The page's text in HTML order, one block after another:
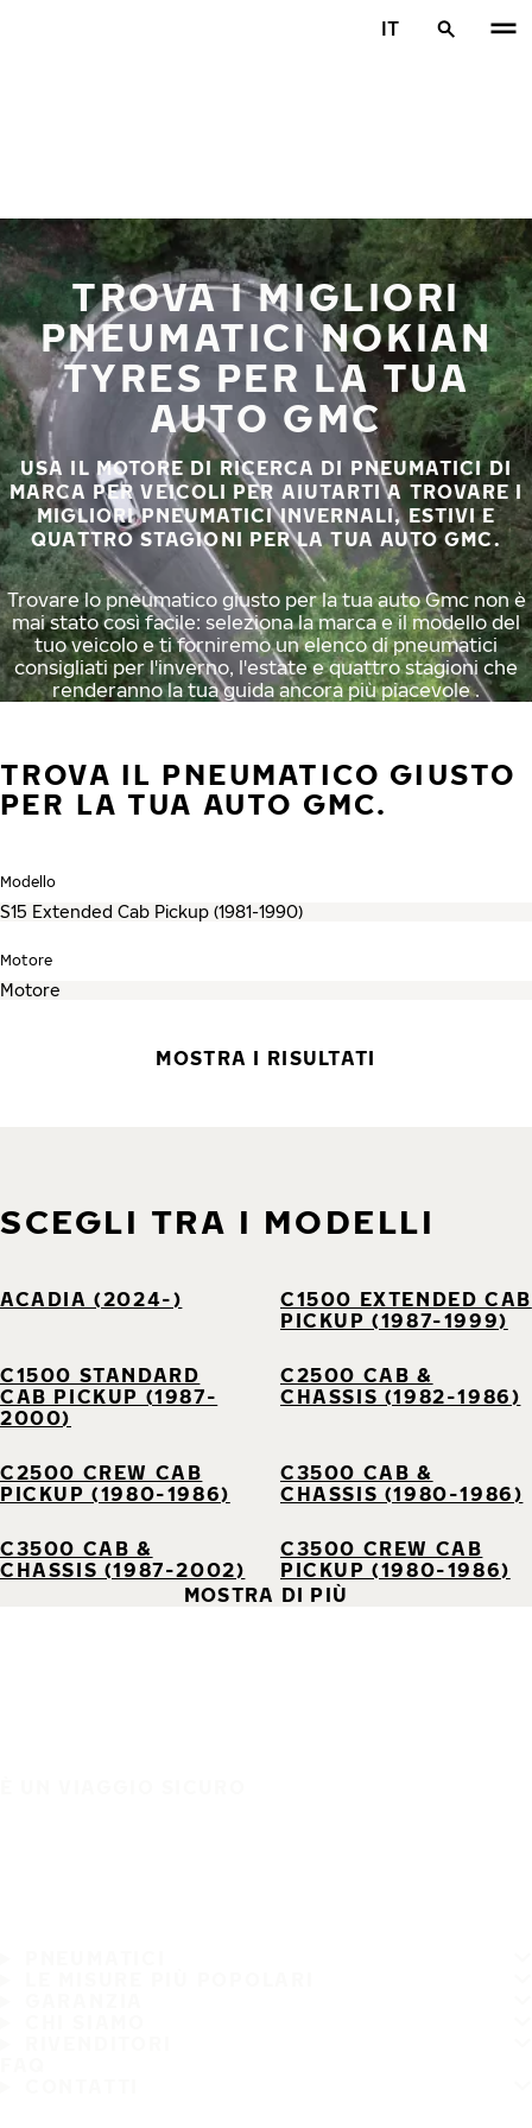
IT
TROVA I MIGLIORI
PNEUMATICI NOKIAN
TYRES PER LA TUA
AUTO GMC
USA IL MOTORE DI RICERCA DI PNEUMATICI DI
MARCA PER VEICOLI PER AIUTARTI A TROVARE I
MIGLIORI PNEUMATICI INVERNALI, ESTIVI E
QUATTRO STAGIONI PER LA TUA AUTO GMC.
Trovare lo pneumatico giusto per la tua auto Gmc non è
mai stato così facile: seleziona la marca e il modello del
tuo veicolo e ti forniremo un elenco di pneumatici
consigliati per l'inverno, l'estate e quattro stagioni che
renderanno la tua guida ancora più piacevole .
TROVA IL PNEUMATICO GIUSTO
PER LA TUA AUTO GMC.
Modello
Motore
MOSTRA I RISULTATI
SCEGLI TRA I MODELLI
ACADIA (2024-)
C1500 EXTENDED CAB
PICKUP (1987-1999)
C1500 STANDARD
CAB PICKUP (1987-
2000)
C2500 CAB &
CHASSIS (1982-1986)
C2500 CREW CAB
PICKUP (1980-1986)
C3500 CAB &
CHASSIS (1980-1986)
C3500 CAB &
CHASSIS (1987-2002)
C3500 CREW CAB
PICKUP (1980-1986)
MOSTRA DI PIÙ